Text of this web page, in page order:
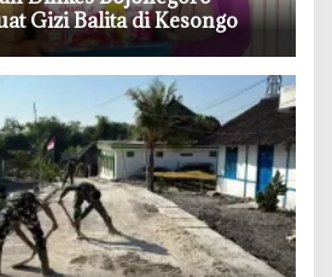
Gizi Balita di Kesongo